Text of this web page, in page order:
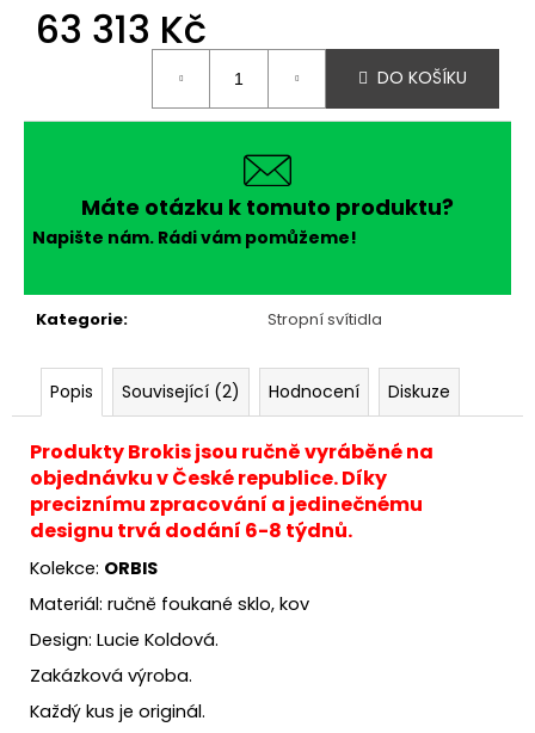
63 313 Kč
DO KOŠÍKU
Máte otázku k tomuto produktu?
Napište nám. Rádi vám pomůžeme!
Kategorie: Stropní svítidla
Popis Související (2) Hodnocení Diskuze
Produkty Brokis jsou ručně vyráběné na
objednávku v České republice. Díky
preciznímu zpracování a jedinečnému
designu trvá dodání 6-8 týdnů.
Kolekce: ORBIS
Materiál: ručně foukané sklo, kov
Design: Lucie Koldová.
Zakázková výroba.
Každý kus je originál.